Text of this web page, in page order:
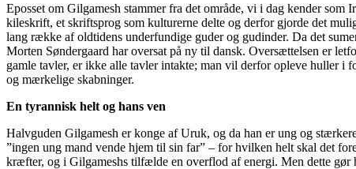
Eposset om Gilgamesh stammer fra det område, vi i dag kender som
kileskrift, et skriftsprog som kulturerne delte og derfor gjorde det
lang række af oldtidens underfundige guder og gudinder. Da det
Morten Søndergaard har oversat på ny til dansk. Oversættelsen er
gamle tavler, er ikke alle tavler intakte; man vil derfor opleve huller i
og mærkelige skabninger.
En tyrannisk helt og hans ven
Halvguden Gilgamesh er konge af Uruk, og da han er ung og
”ingen ung mand vende hjem til sin far” – for hvilken helt skal det
kræfter, og i Gilgameshs tilfælde en overflod af energi. Men dette gør